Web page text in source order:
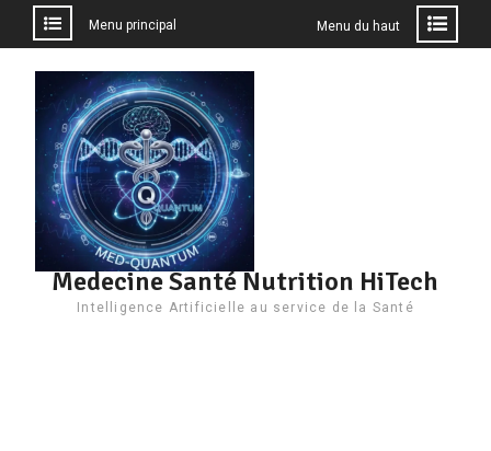
contenu
Menu principal Menu du haut
Medecine Santé Nutrition HiTech
Intelligence Artificielle au service de la Santé